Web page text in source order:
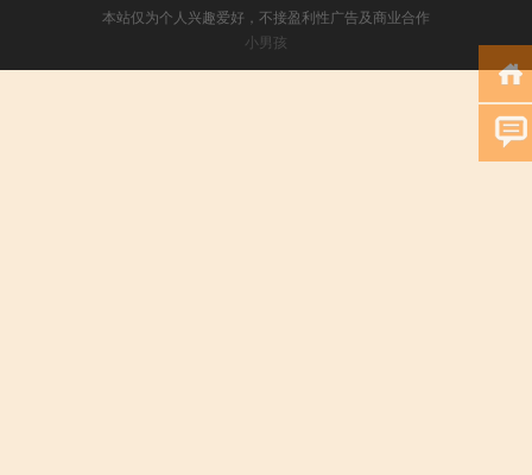
本站仅为个人兴趣爱好，不接盈利性广告及商业合作
小男孩